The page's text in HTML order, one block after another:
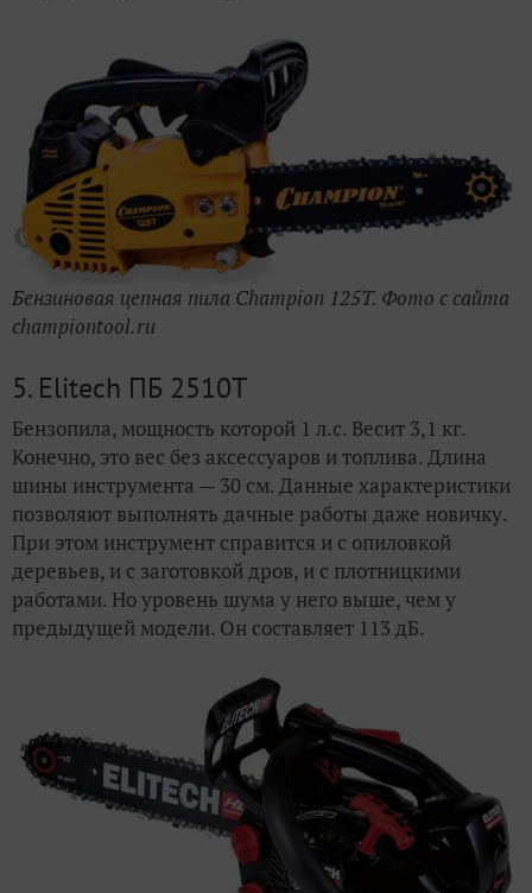
Бензиновая цепная пила Champion 125T. Фото с сайта
championtool.ru
5. Elitech ПБ 2510Т
Бензопила, мощность которой 1 л.с. Весит 3,1 кг.
Конечно, это вес без аксессуаров и топлива. Длина
шины инструмента — 30 см. Данные характеристики
позволяют выполнять дачные работы даже новичку.
При этом инструмент справится и с опиловкой
деревьев, и с заготовкой дров, и с плотницкими
работами. Но уровень шума у него выше, чем у
предыдущей модели. Он составляет 113 дБ.